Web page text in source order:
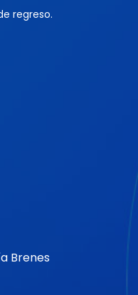
regreso.
Brenes